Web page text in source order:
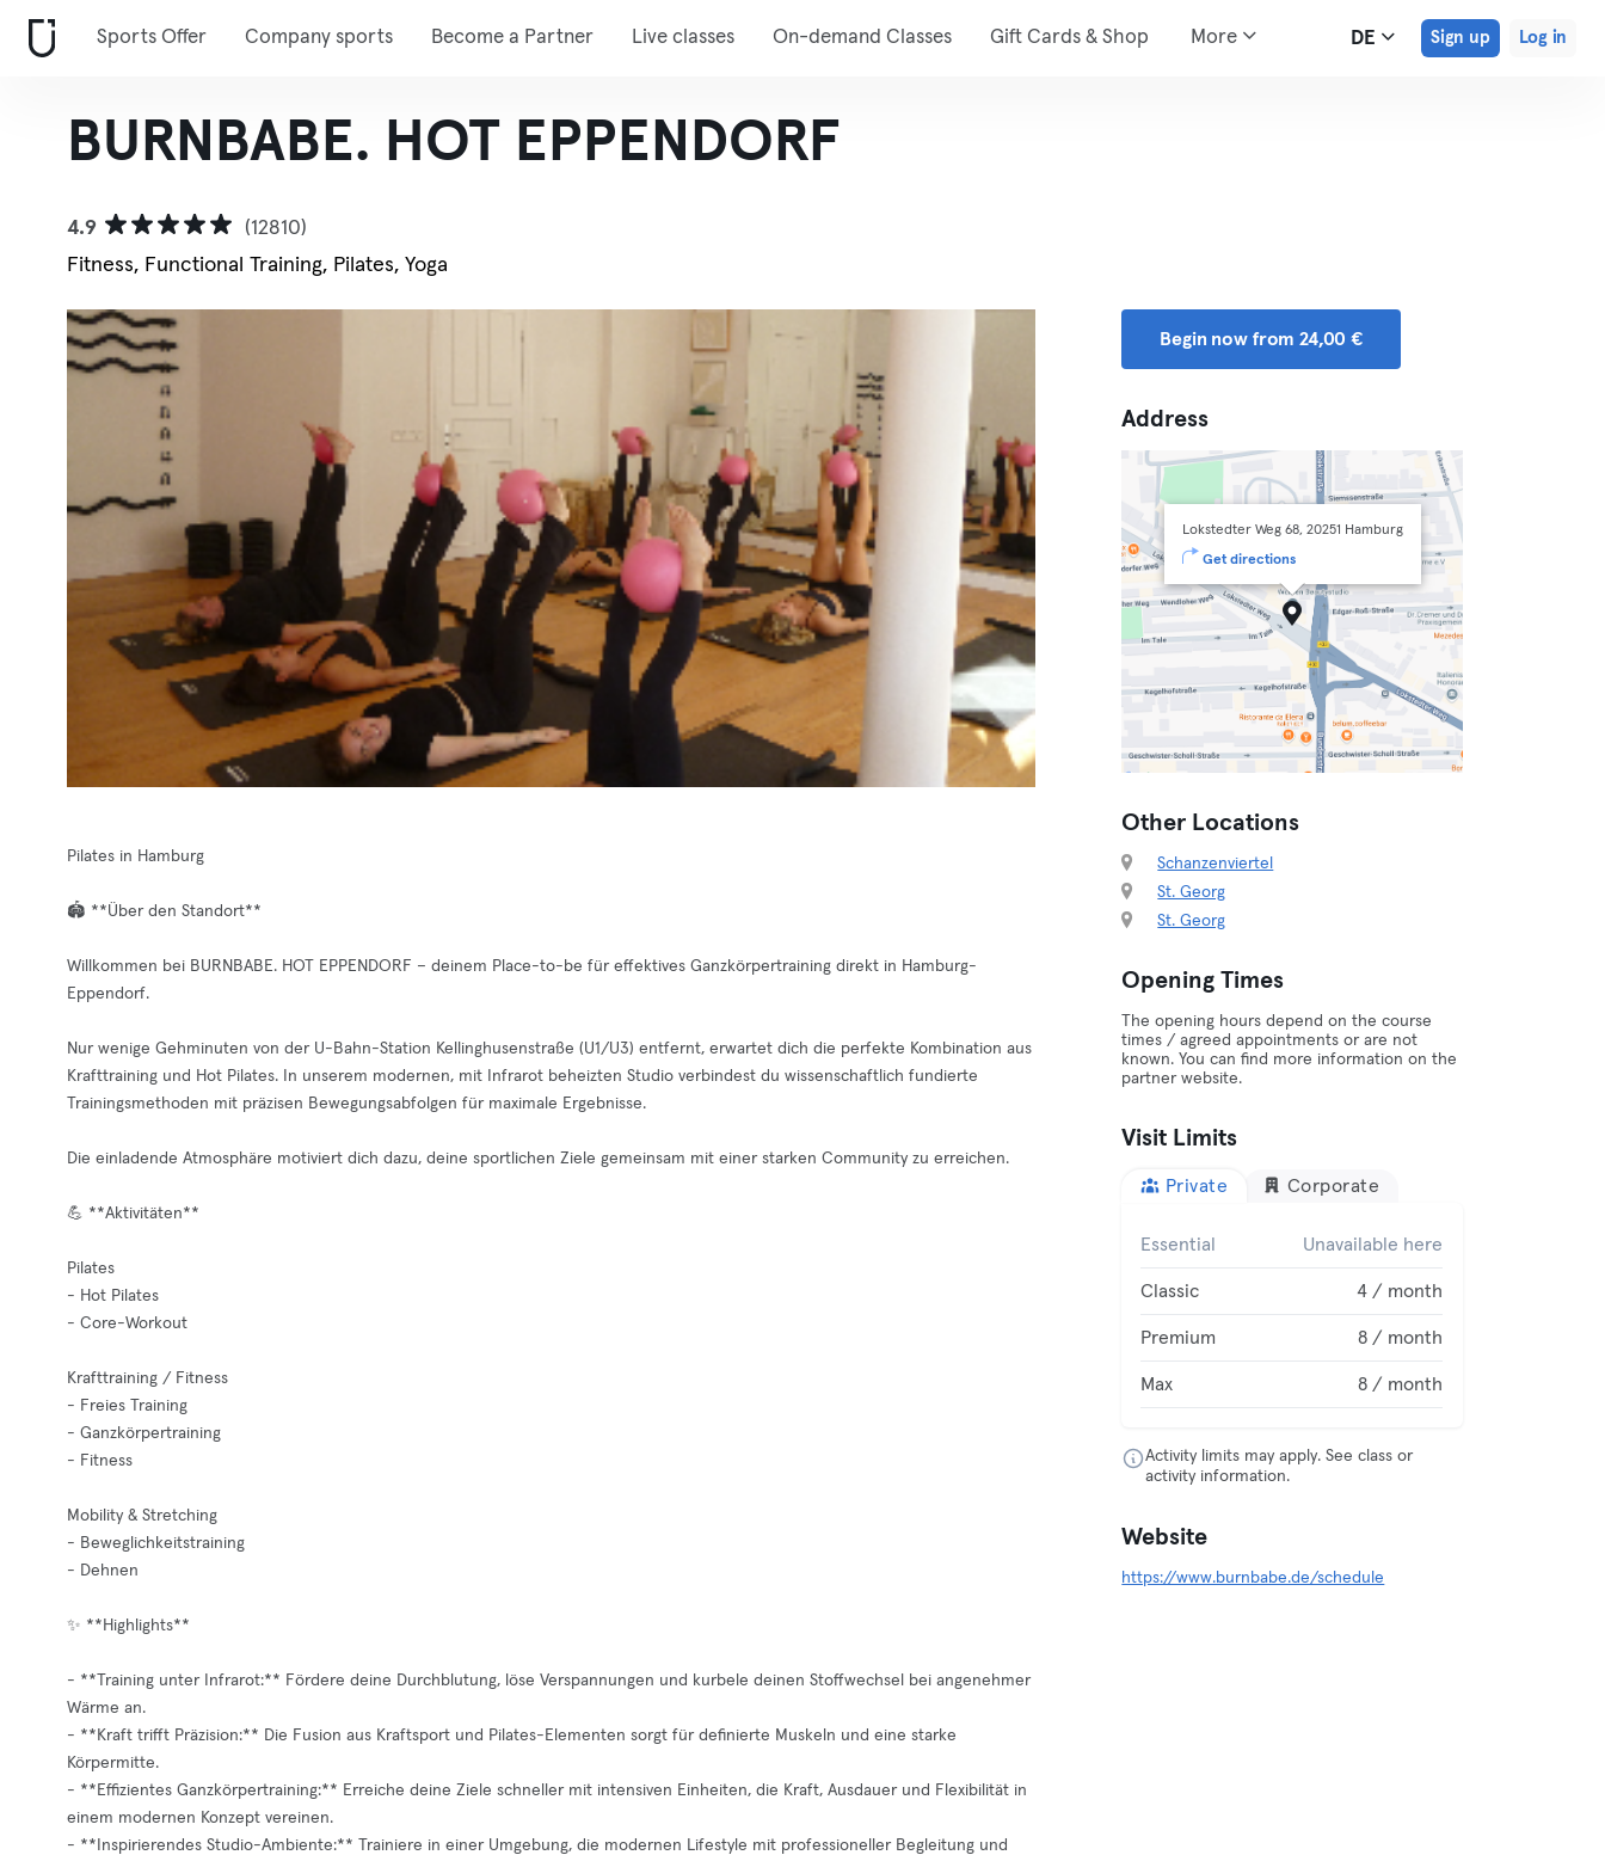
Sports Offer Company sports Become a Partner Live classes On-demand Classes Gift Cards & Shop More DE Sign up Log in
BURNBABE. HOT EPPENDORF
4.9
(12810)
Fitness, Functional Training, Pilates, Yoga
Pilates in Hamburg
🏟️ **Über den Standort**
Willkommen bei BURNBABE. HOT EPPENDORF – deinem Place-to-be für effektives Ganzkörpertraining direkt in Hamburg-
Eppendorf.
Nur wenige Gehminuten von der U-Bahn-Station Kellinghusenstraße (U1/U3) entfernt, erwartet dich die perfekte Kombination aus
Krafttraining und Hot Pilates. In unserem modernen, mit Infrarot beheizten Studio verbindest du wissenschaftlich fundierte
Trainingsmethoden mit präzisen Bewegungsabfolgen für maximale Ergebnisse.
Die einladende Atmosphäre motiviert dich dazu, deine sportlichen Ziele gemeinsam mit einer starken Community zu erreichen.
💪 **Aktivitäten**
Pilates
- Hot Pilates
- Core-Workout
Krafttraining / Fitness
- Freies Training
- Ganzkörpertraining
- Fitness
Mobility & Stretching
- Beweglichkeitstraining
- Dehnen
✨ **Highlights**
- **Training unter Infrarot:** Fördere deine Durchblutung, löse Verspannungen und kurbele deinen Stoffwechsel bei angenehmer
Wärme an.
- **Kraft trifft Präzision:** Die Fusion aus Kraftsport und Pilates-Elementen sorgt für definierte Muskeln und eine starke
Körpermitte.
- **Effizientes Ganzkörpertraining:** Erreiche deine Ziele schneller mit intensiven Einheiten, die Kraft, Ausdauer und Flexibilität in
einem modernen Konzept vereinen.
- **Inspirierendes Studio-Ambiente:** Trainiere in einer Umgebung, die modernen Lifestyle mit professioneller Begleitung und
Begin now from 24,00 €
Address
Lokstedter Weg 68, 20251 Hamburg
Get directions
Other Locations
Schanzenviertel
St. Georg
St. Georg
Opening Times
The opening hours depend on the course
times / agreed appointments or are not
known. You can find more information on the
partner website.
Visit Limits
Private Corporate
Essential Unavailable here
Classic 4 / month
Premium 8 / month
Max 8 / month
Activity limits may apply. See class or
activity information.
Website
https://www.burnbabe.de/schedule